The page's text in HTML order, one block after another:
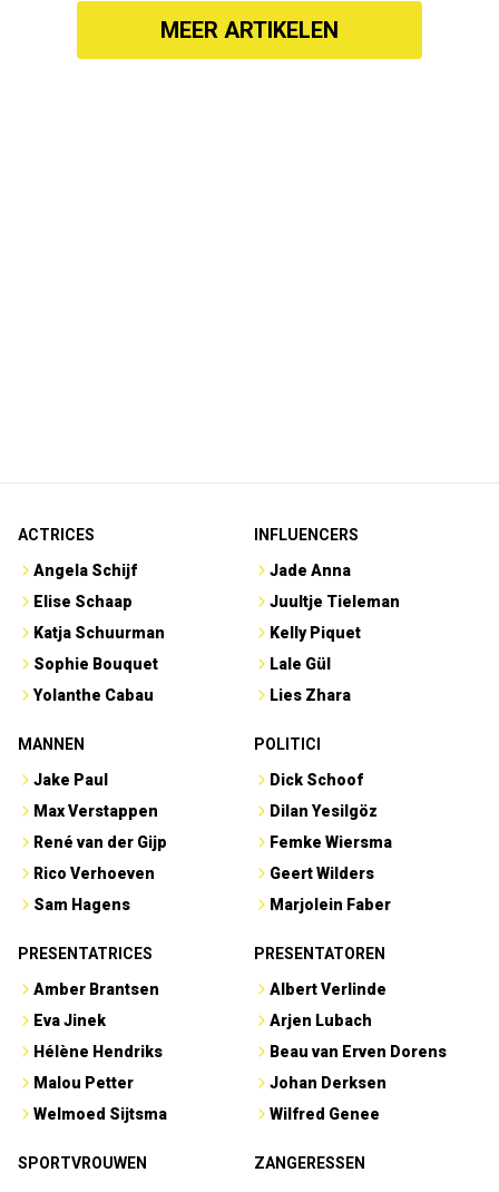
MEER ARTIKELEN
ACTRICES
Angela Schijf
Elise Schaap
Katja Schuurman
Sophie Bouquet
Yolanthe Cabau
INFLUENCERS
Jade Anna
Juultje Tieleman
Kelly Piquet
Lale Gül
Lies Zhara
MANNEN
Jake Paul
Max Verstappen
René van der Gijp
Rico Verhoeven
Sam Hagens
POLITICI
Dick Schoof
Dilan Yesilgöz
Femke Wiersma
Geert Wilders
Marjolein Faber
PRESENTATRICES
Amber Brantsen
Eva Jinek
Hélène Hendriks
Malou Petter
Welmoed Sijtsma
PRESENTATOREN
Albert Verlinde
Arjen Lubach
Beau van Erven Dorens
Johan Derksen
Wilfred Genee
SPORTVROUWEN
ZANGERESSEN